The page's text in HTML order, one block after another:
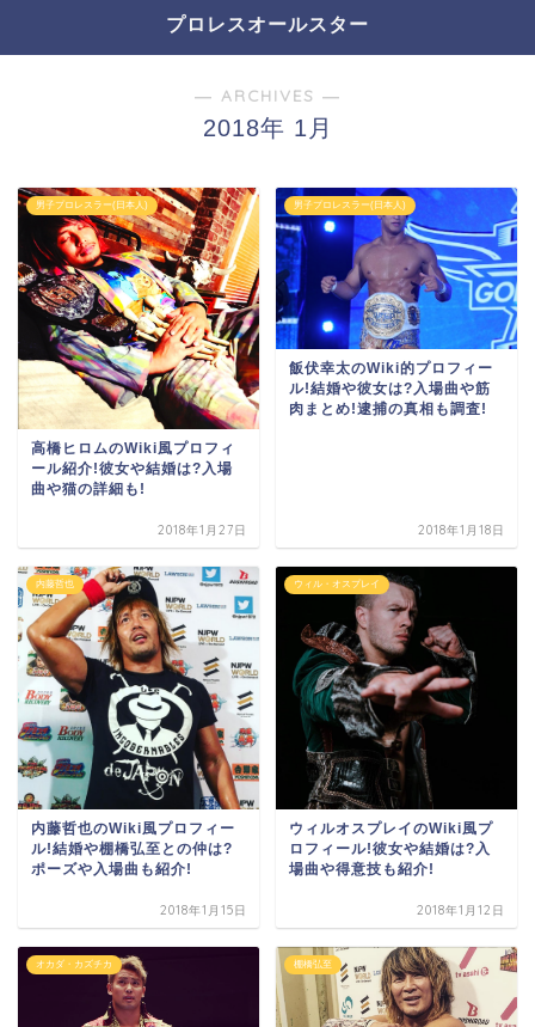
プロレスオールスター
― ARCHIVES ―
2018年 1月
男子プロレスラー(日本人)
高橋ヒロムのWiki風プロフィ
ール紹介!彼女や結婚は?入場
曲や猫の詳細も!
2018年1月27日
男子プロレスラー(日本人)
飯伏幸太のWiki的プロフィー
ル!結婚や彼女は?入場曲や筋
肉まとめ!逮捕の真相も調査!
2018年1月18日
内藤哲也
内藤哲也のWiki風プロフィー
ル!結婚や棚橋弘至との仲は?
ポーズや入場曲も紹介!
2018年1月15日
ウィル・オスプレイ
ウィルオスプレイのWiki風プ
ロフィール!彼女や結婚は?入
場曲や得意技も紹介!
2018年1月12日
オカダ・カズチカ 棚橋弘至